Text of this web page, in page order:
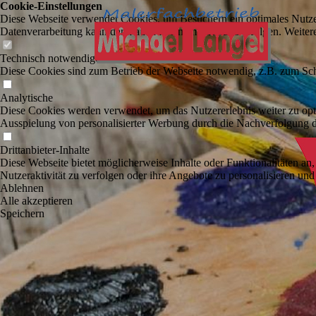
Cookie-Einstellungen
Diese Webseite verwendet Cookies, um Besuchern ein optimales
Datenverarbeitung kann dann auch in einem Drittland erfolgen.
Technisch notwendige
Diese Cookies sind zum Betrieb der Webseite notwendig, z.B. zum
Analytische
Diese Cookies werden verwendet, um das Nutzererlebnis weiter zu
Ausspielung von personalisierter Werbung durch die Nachverfolgung
Drittanbieter-Inhalte
Diese Webseite bietet möglicherweise Inhalte oder Funktionalitäten
Nutzeraktivität zu verfolgen oder ihre Angebote zu personalisieren
Ablehnen
Alle akzeptieren
Speichern